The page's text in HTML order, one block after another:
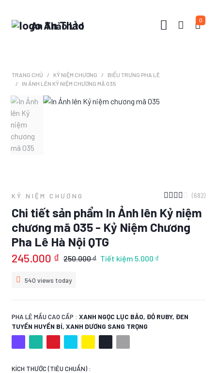
An Thảo Ltd 0
TRANG CHỦ KỶ NIỆM CHƯƠNG
BIỂU TRƯNG PHA LÊ
IN ẢNH LÊN KỶ NIỆM CHƯƠNG MÃ 035
KỶ NIỆM CHƯƠNG (682)
Chi tiết sản phẩm In Ảnh lên Kỷ niệm
chương mã 035 - Kỷ Niệm Chương
Pha Lê Hà Nội QTG
245.000 ₫ 250.000 ₫ Tiết kiệm 5.000 ₫
540 views today
PHA LÊ MẦU CAO CẤP : XANH NGỌC LỤC BẢO, ĐỎ RUBY, ĐEN
TUYỀN HUYỀN BÍ, XANH DƯƠNG SANG TRỌNG
KÍCH THƯỚC (TIÊU CHUẨN) :